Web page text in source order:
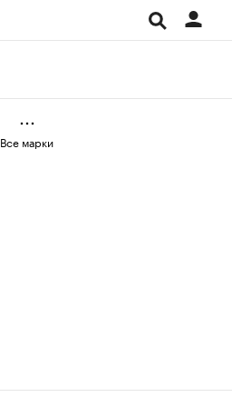
Все марки